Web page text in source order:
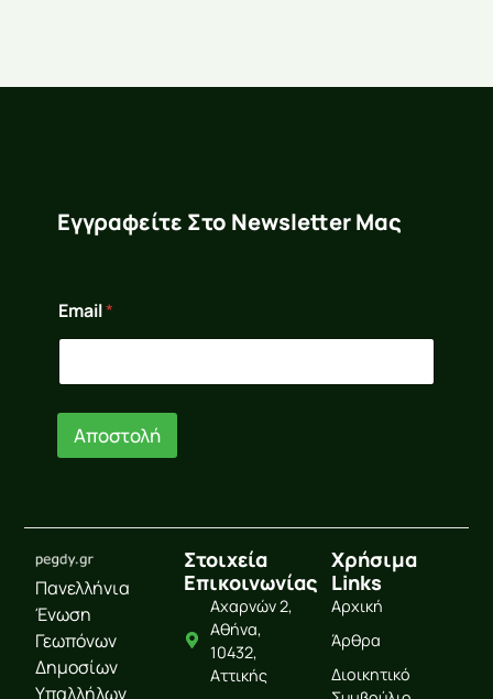
Εγγραφείτε Στο Newsletter Μας
m
a
l
E
a
Email*
Αποστολή
Πανελλήνια
Ένωση
Γεωπόνων
Δημοσίων
Υπαλλήλων
Στοιχεία
Επικοινωνίας
Αχαρνών 2,
Αθήνα,
10432,
Αττικής
Χρήσιμα
Links
Αρχική
Άρθρα
Διοικητικό